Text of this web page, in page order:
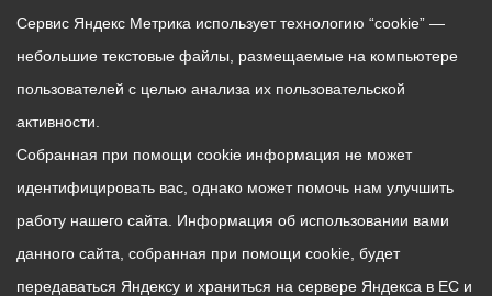
Сервис Яндекс Метрика использует технологию “cookie” —
небольшие текстовые файлы, размещаемые на компьютере
пользователей с целью анализа их пользовательской
активности.
Собранная при помощи cookie информация не может
идентифицировать вас, однако может помочь нам улучшить
работу нашего сайта. Информация об использовании вами
данного сайта, собранная при помощи cookie, будет
передаваться Яндексу и храниться на сервере Яндекса в ЕС и